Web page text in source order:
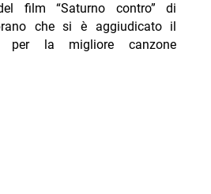
film “Saturno contro” di
che si è aggiudicato il
per la migliore canzone